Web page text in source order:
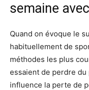
semaine
Quand on évoque le
habituellement de
méthodes les plus
essaient de perdre
influence la perte de